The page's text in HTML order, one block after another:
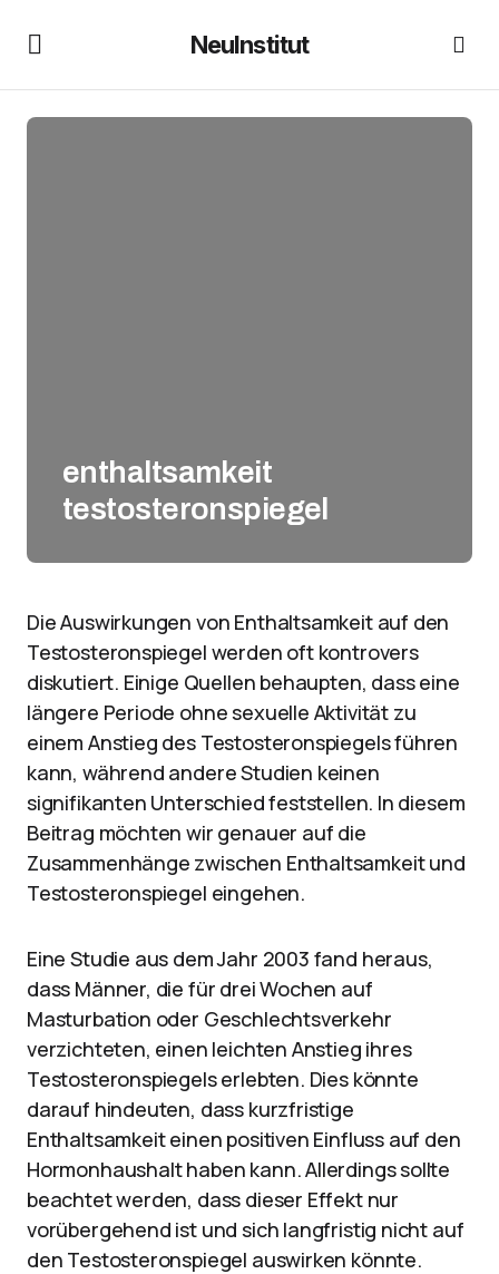
NeuInstitut
enthaltsamkeit
testosteronspiegel
Die Auswirkungen von Enthaltsamkeit auf den
Testosteronspiegel werden oft kontrovers
diskutiert. Einige Quellen behaupten, dass eine
längere Periode ohne sexuelle Aktivität zu
einem Anstieg des Testosteronspiegels führen
kann, während andere Studien keinen
signifikanten Unterschied feststellen. In diesem
Beitrag möchten wir genauer auf die
Zusammenhänge zwischen Enthaltsamkeit und
Testosteronspiegel eingehen.
Eine Studie aus dem Jahr 2003 fand heraus,
dass Männer, die für drei Wochen auf
Masturbation oder Geschlechtsverkehr
verzichteten, einen leichten Anstieg ihres
Testosteronspiegels erlebten. Dies könnte
darauf hindeuten, dass kurzfristige
Enthaltsamkeit einen positiven Einfluss auf den
Hormonhaushalt haben kann. Allerdings sollte
beachtet werden, dass dieser Effekt nur
vorübergehend ist und sich langfristig nicht auf
den Testosteronspiegel auswirken könnte.